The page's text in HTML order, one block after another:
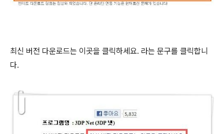
최신 버전 다운로드는 이곳을 클릭하세요. 라는 문구를 클릭합니
다.